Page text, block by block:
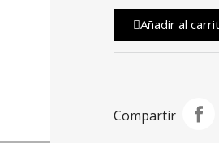
Añadir al
Compartir